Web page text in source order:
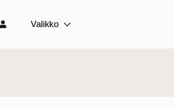
Valikko